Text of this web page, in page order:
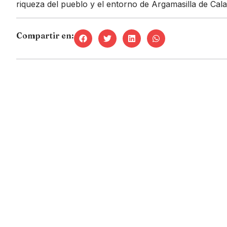
riqueza del pueblo y el entorno de Argamasilla de
Compartir en: